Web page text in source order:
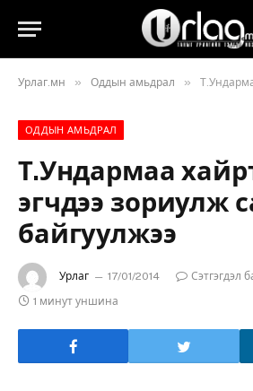
Урлаг.мн » Оддын амьдрал » Т.Ундармаа
ОДДЫН АМЬДРАЛ
Т.Ундармаа
эгчдээ зориулж
байгуулжээ
Урлаг 17/01/2014
Сэтгэгдэл
1 минут уншина